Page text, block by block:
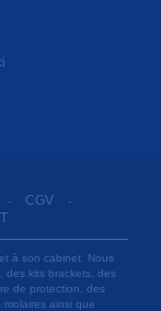
- CGV -
à son cabinet. Nous
des kits brackets, des
de protection, des
ainsi que